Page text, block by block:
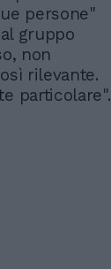
persone"
gruppo
non
rilevante.
particolare".